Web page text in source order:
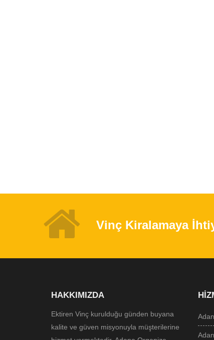
Vinç Kiralamaya
HAKKIMIZDA
Ektiren Vinç kurulduğu günden buyana
kalite ve güven misyonuyla müşterilerine